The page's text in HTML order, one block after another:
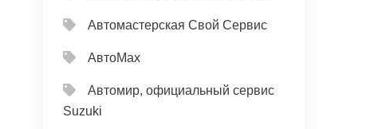
Автомастерская Свой Сервис
АвтоМах
Автомир, официальный сервис
Suzuki